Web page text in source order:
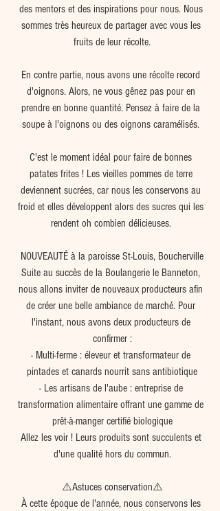
des mentors et des inspirations pour nous. Nous
sommes très heureux de partager avec vous les
fruits de leur récolte.
En contre partie, nous avons une récolte record
d'oignons. Alors, ne vous gênez pas pour en
prendre en bonne quantité. Pensez à faire de la
soupe à l'oignons ou des oignons caramélisés.
C'est le moment idéal pour faire de bonnes
patates frites ! Les vieilles pommes de terre
deviennent sucrées, car nous les conservons au
froid et elles développent alors des sucres qui les
rendent oh combien délicieuses.
NOUVEAUTÉ à la paroisse St-Louis, Boucherville
Suite au succès de la Boulangerie le Banneton,
nous allons inviter de nouveaux producteurs afin
de créer une belle ambiance de marché. Pour
l'instant, nous avons deux producteurs de
confirmer :
- Multi-ferme : éleveur et transformateur de
pintades et canards nourrit sans antibiotique
- Les artisans de l'aube : entreprise de
transformation alimentaire offrant une gamme de
prêt-à-manger certifié biologique
Allez les voir ! Leurs produits sont succulents et
d'une qualité hors du commun.
⚠️Astuces conservation⚠️
À cette époque de l'année, nous conservons les